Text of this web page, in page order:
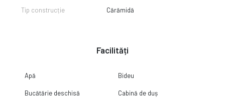
Tip construcție Cărămidă
Facilități
Apă Bideu
Bucătărie deschisă Cabină de duș